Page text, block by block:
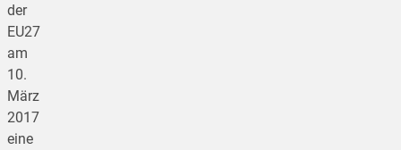
der
EU27
am
10.
März
2017
eine